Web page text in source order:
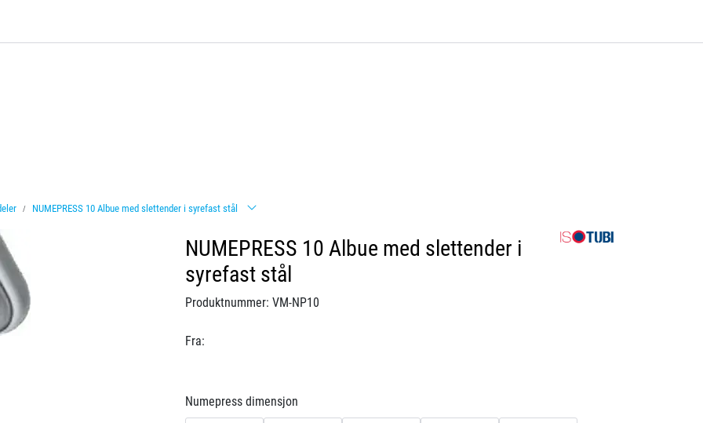
NUMEPRESS 10 Albue med slettender i syrefast stål
NUMEPRESS 10 Albue med slettender i
syrefast stål
Produktnummer: VM-NP10
Fra:
Numepress dimensjon